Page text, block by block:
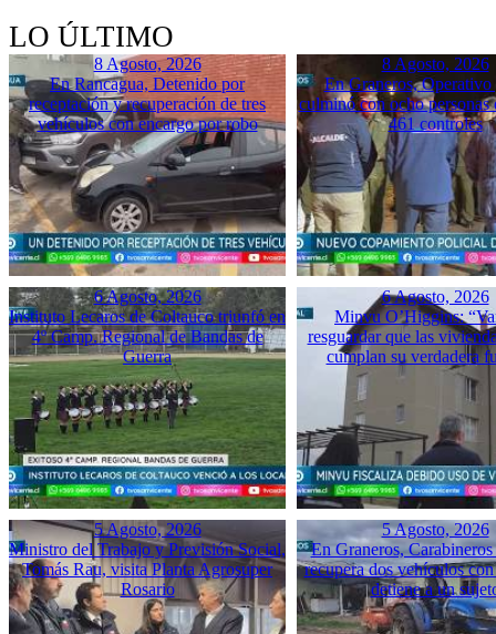
LO ÚLTIMO
8 Agosto, 2026
En Rancagua, Detenido por
receptación y recuperación de tres
vehículos con encargo por robo
8 Agosto, 2026
En Graneros,
culminó con ocho personas
461 controles
6 Agosto, 2026
Instituto Lecaros de Coltauco triunfó en
4º Camp. Regional de Bandas de
Guerra
6 Agosto, 2026
Minvu O’Higgins:
resguardar que las
cumplan su verdadera
5 Agosto, 2026
Ministro del Trabajo y Previsión Social,
Tomás Rau, visita Planta Agrosuper
Rosario
5 Agosto, 2026
En Graneros,
recupera dos vehículos
detiene a un